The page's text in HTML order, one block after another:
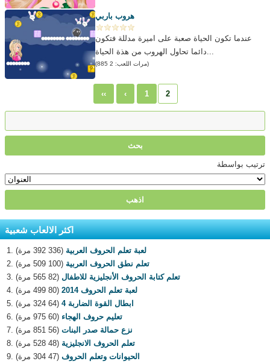
هروب باربي
عندما تكون الحياة صعبة على اميرة مدللة فتكون
(مرات اللعب: 2 885)
‹‹ ‹ 1 2
ترتيب بواسطة
اكثر الالعاب شعبية
لعبة تعلم الحروف العربية (336 392 مرة)
تعلم نطق الحروف العربية (100 509 مرة)
تعلم كتابة الحروف الأنجليزية للاطفال (82 565 مرة)
لعبة تعلم الحروف 2014
(80 499 مرة)
ابطال القوة الضاربة 4
(64 324 مرة)
تعليم حروف الهجاء (60 975 مرة)
نزع حمالة صدر البنات (56 851 مرة)
تعلم الحروف الانجليزية (48 528 مرة)
الحيوانات وتعلم الحروف (47 304 مرة)